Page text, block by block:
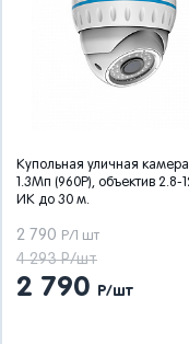
Купольная уличная
1.3Мп (960P), объектив 2.8-
ИК до 30 м.
2 790 Р/1 шт
4 293 Р/шт
2 790 Р/шт